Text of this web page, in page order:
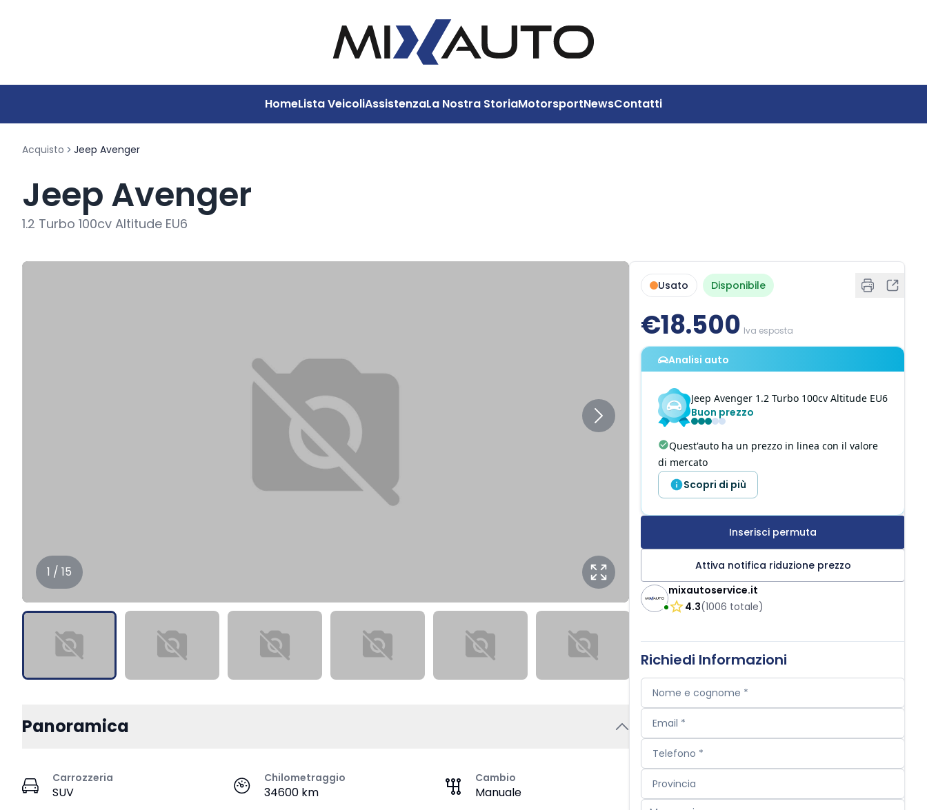
HomeLista VeicoliAssistenzaLa Nostra StoriaMotorsportNewsContatti
Acquisto Jeep Avenger
Jeep Avenger
1.2 Turbo 100cv Altitude EU6
1 / 15
Panoramica
Carrozzeria
SUV
Chilometraggio
34600 km
Cambio
Manuale
Usato Disponibile
€18.500 Iva esposta
Analisi auto
Jeep Avenger 1.2 Turbo 100cv Altitude EU6
Buon prezzo
Quest'auto ha un prezzo in linea con il valore
di mercato
Scopri di più
Inserisci permuta
Attiva notifica riduzione prezzo
mixautoservice.it
4.3(1006 totale)
Richiedi Informazioni